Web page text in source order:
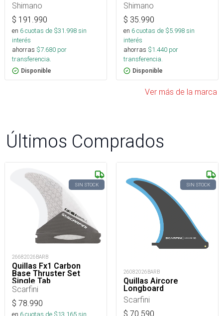
Shimano
$ 191.990
en 6cuotas de $31.998sin
interés
ahorras $7.680 por
transferencia.
Disponible
Shimano
$ 35.990
en 6cuotas de $5.998sin
interés
ahorras $1.440 por
transferencia.
Disponible
Ver más de la marca
Últimos Comprados
SIN STOCK
26682026BARB
Quillas Fx1 Carbon
Base Thruster Set
Single Tab
Scarfini
$ 78.990
en 6cuotas de $13.165sin
SIN STOCK
26082026BARB
Quillas Aircore
Longboard
Scarfini
$ 70.590